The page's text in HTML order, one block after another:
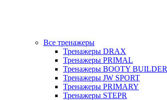
Все тренажеры
Тренажеры DRAX
Тренажеры PRIMAL
Тренажеры BOOTY BUILDER
Тренажеры JW SPORT
Тренажеры PRIMARY
Тренажеры STEPR